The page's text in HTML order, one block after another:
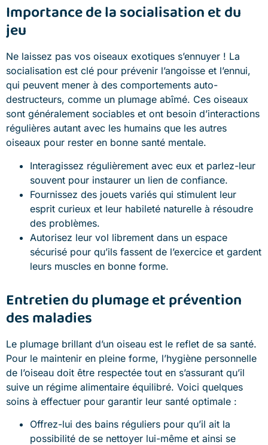
Importance de la socialisation et du
jeu
Ne laissez pas vos oiseaux exotiques s’ennuyer ! La
socialisation est clé pour prévenir l’angoisse et l’ennui,
qui peuvent mener à des comportements auto-
destructeurs, comme un plumage abîmé. Ces oiseaux
sont généralement sociables et ont besoin d’interactions
régulières autant avec les humains que les autres
oiseaux pour rester en bonne santé mentale.
Interagissez régulièrement avec eux et parlez-leur
souvent pour instaurer un lien de confiance.
Fournissez des jouets variés qui stimulent leur
esprit curieux et leur habileté naturelle à résoudre
des problèmes.
Autorisez leur vol librement dans un espace
sécurisé pour qu’ils fassent de l’exercice et gardent
leurs muscles en bonne forme.
Entretien du plumage et prévention
des maladies
Le plumage brillant d’un oiseau est le reflet de sa santé.
Pour le maintenir en pleine forme, l’hygiène personnelle
de l’oiseau doit être respectée tout en s’assurant qu’il
suive un régime alimentaire équilibré. Voici quelques
soins à effectuer pour garantir leur santé optimale :
Offrez-lui des bains réguliers pour qu’il ait la
possibilité de se nettoyer lui-même et ainsi se